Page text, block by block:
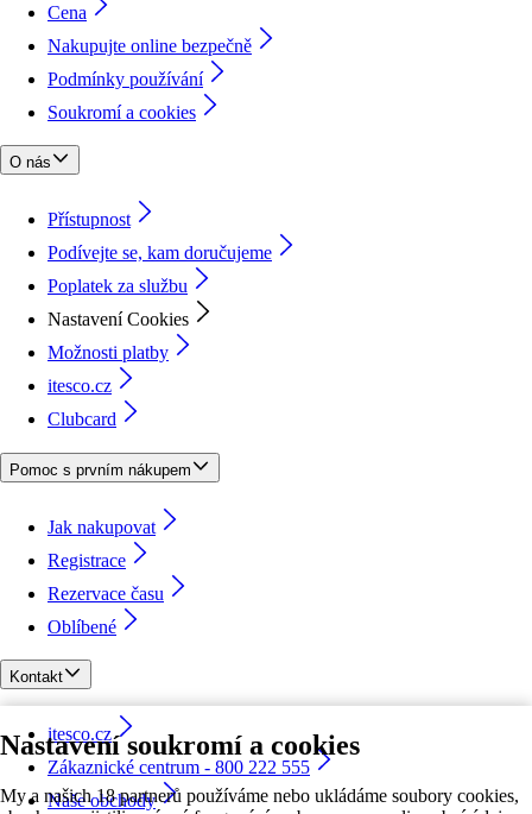
Nastavení soukromí a cookies
My a našich 18 partnerů používáme nebo ukládáme soubory cookies,
Cena
Nakupujte online bezpečně
Podmínky používání
Soukromí a cookies
O nás
Přístupnost
Podívejte se, kam doručujeme
Poplatek za službu
Nastavení Cookies
Možnosti platby
itesco.cz
Clubcard
Pomoc s prvním nákupem
Jak nakupovat
Registrace
Rezervace času
Oblíbené
Kontakt
itesco.cz
Zákaznické centrum - 800 222 555
Naše obchody